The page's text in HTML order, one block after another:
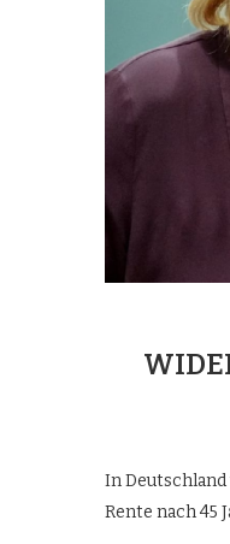
In Deutschland
Rente nach 45